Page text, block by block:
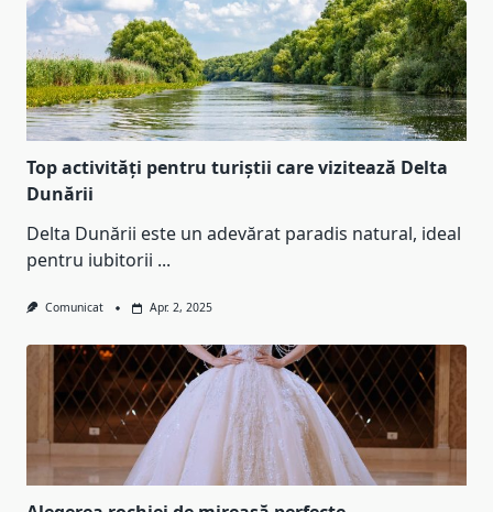
Top activități pentru turiștii care vizitează Delta
Dunării
Delta Dunării este un adevărat paradis natural, ideal
pentru iubitorii ...
Comunicat Apr. 2, 2025